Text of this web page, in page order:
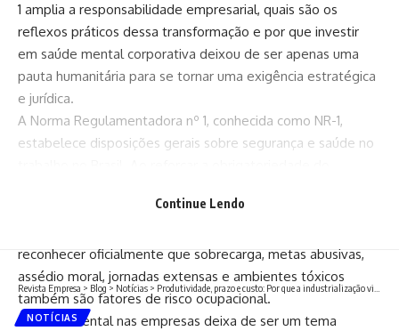
1 amplia a responsabilidade empresarial, quais são os
reflexos práticos dessa transformação e por que investir
em saúde mental corporativa deixou de ser apenas uma
pauta humanitária para se tornar uma exigência estratégica
e jurídica.
A Norma Regulamentadora nº 1, conhecida como NR-1,
estabelece disposições gerais sobre segurança e saúde no
conceito de prevenção, incluindo a necessidade de
reconhecer oficialmente que sobrecarga, metas abusivas,
assédio moral, jornadas extensas e ambientes tóxicos
também são fatores de risco ocupacional.
A saúde mental nas empresas deixa de ser um tema
Continue Lendo
Revista Empresa > Blog> Notícias > Produtividade, prazo e custo: Por que a industrialização viabiliza empreendimentos?
NOTÍCIAS